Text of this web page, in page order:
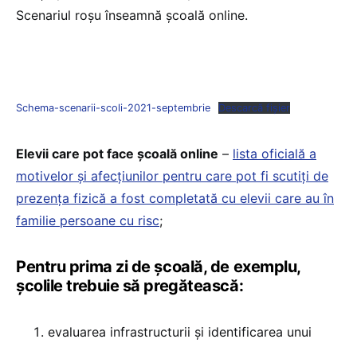
Scenariul roșu înseamnă școală online.
Schema-scenarii-scoli-2021-septembrie Descarcă fișier
Elevii care pot face școală online – lista oficială a
motivelor și afecțiunilor pentru care pot fi scutiți de
prezența fizică a fost completată cu elevii care au în
familie persoane cu risc;
Pentru prima zi de școală, de exemplu,
școlile trebuie să pregătească:
evaluarea infrastructurii şi identificarea unui